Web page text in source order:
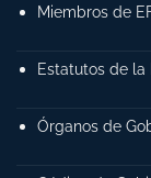
Miembros de
Estatutos de la
Órganos de